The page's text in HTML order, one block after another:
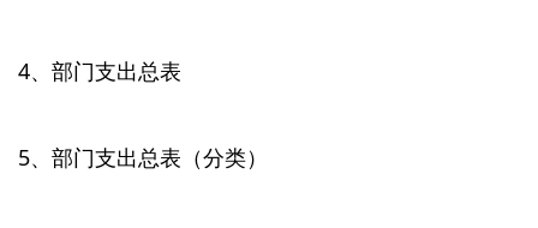
4、部门支出总表
5、部门支出总表（分类）